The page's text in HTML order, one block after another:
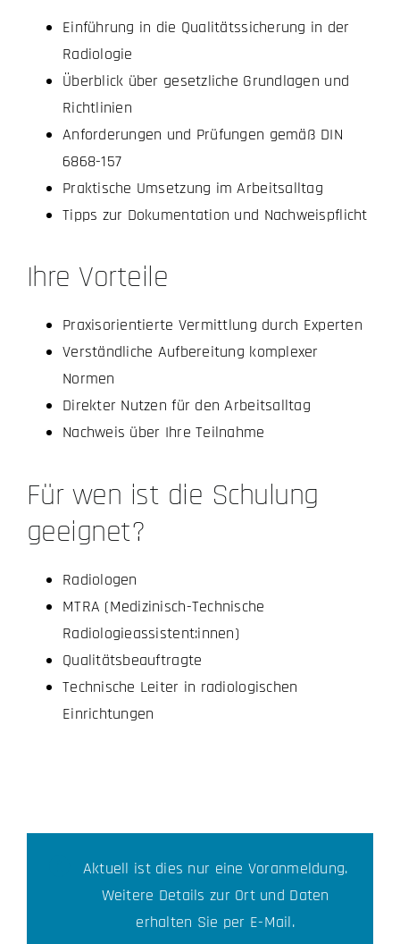
Einführung in die Qualitätssicherung in der
Radiologie
Überblick über gesetzliche Grundlagen und
Richtlinien
Anforderungen und Prüfungen gemäß DIN
6868-157
Praktische Umsetzung im Arbeitsalltag
Tipps zur Dokumentation und Nachweispflicht
Ihre Vorteile
Praxisorientierte Vermittlung durch Experten
Verständliche Aufbereitung komplexer
Normen
Direkter Nutzen für den Arbeitsalltag
Nachweis über Ihre Teilnahme
Für wen ist die Schulung
geeignet?
Radiologen
MTRA (Medizinisch-Technische
Radiologieassistent:innen)
Qualitätsbeauftragte
Technische Leiter in radiologischen
Einrichtungen
Aktuell ist dies nur eine Voranmeldung.
Weitere Details zur Ort und Daten
erhalten Sie per E-Mail.